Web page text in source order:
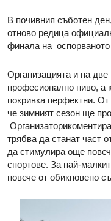
В почивния съботен
отново редица
финала на оспорваното
Организацията и на
професионално ниво, а
покривка перфектни.
че зимният сезон ще
трябва да станат част
да стимулира още
спортове. За най-
повече от обикновено